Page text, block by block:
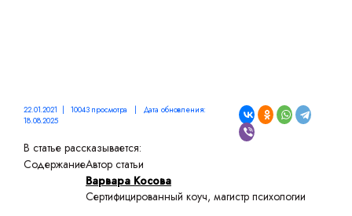
22.01.2021 | 10043 просмотра | Дата обновления:
18.08.2025
В статье рассказывается:
СодержаниеАвтор статьи
Варвара Косова
Сертифицированный коуч, магистр психологии